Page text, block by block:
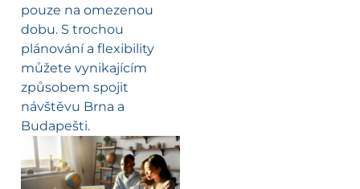
pouze na omezenou
dobu. S trochou
plánování a flexibility
můžete vynikajícím
způsobem spojit
návštěvu Brna a
Budapešti.